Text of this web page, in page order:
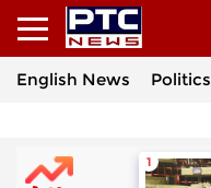
English News Politics